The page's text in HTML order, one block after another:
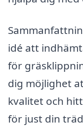
idé att
för
dig möjlighet
kvalitet och
för just din